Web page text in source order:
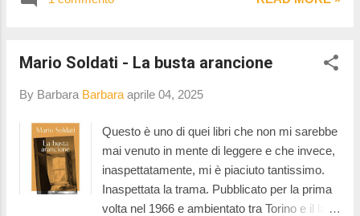
di interrompe, tra Diego e Ilaria, ma è anche
sue erede nell'azienda, che lo vorrebbe
a un passo dalla autodistruzione ricompare
irrimediabilmente rotti, cominciano a
ricomporsi. Quella che racconta Diego è una
storia di ritorni e ferite, di rabbia e desiderio, di
quello che l’amore può essere quando ci
Mario Soldati - La busta arancione
By Barbara Barbara aprile 04, 2025
Questo è uno di quei libri che non mi sarebbe
mai venuto in mente di leggere e che invece,
inaspettatamente, mi è piaciuto tantissimo.
Inaspettata la trama. Pubblicato per la prima
volta nel 1966 e ambientato tra Torino e il lago